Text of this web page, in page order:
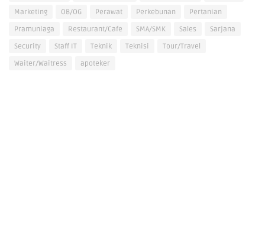
Marketing
OB/OG Perawat Perkebunan
Pertanian
Pramuniaga
Restaurant/Cafe SMA/SMK Sales
Sarjana
Security
Staff IT Teknik Teknisi
Tour/Travel
Waiter/Waitress
apoteker